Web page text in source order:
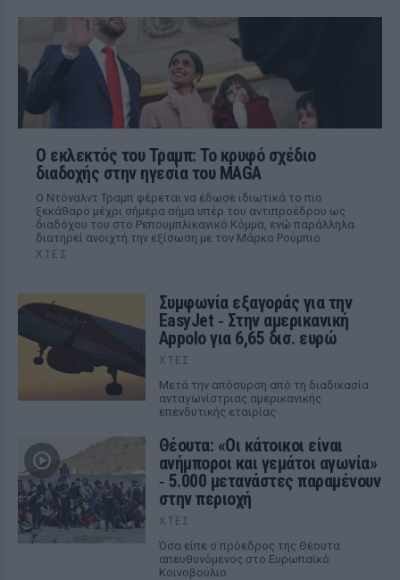
Ο εκλεκτός του Τραμπ: Το κρυφό σχέδιο
διαδοχής στην ηγεσία του MAGA
Ο Ντόναλντ Τραμπ φέρεται να έδωσε ιδιωτικά το πιο
ξεκάθαρο μέχρι σήμερα σήμα υπέρ του αντιπροέδρου ως
διαδόχου του στο Ρεπουμπλικανικό Κόμμα, ενώ παράλληλα
διατηρεί ανοιχτή την εξίσωση με τον Μάρκο Ρούμπιο.
ΧΤΕΣ
Συμφωνία εξαγοράς για την
EasyJet ‑ Στην αμερικανική
Appolo για 6,65 δισ. ευρώ
ΧΤΕΣ
Μετά την απόσυρση από τη διαδικασία
ανταγωνίστριας αμερικανικής
επενδυτικής εταιρίας
Θέουτα: «Οι κάτοικοι είναι
ανήμποροι και γεμάτοι αγωνία»
‑ 5.000 μετανάστες παραμένουν
στην περιοχή
ΧΤΕΣ
Όσα είπε ο πρόεδρος της Θέουτα
απευθυνόμενος στο Ευρωπαϊκό
Κοινοβούλιο